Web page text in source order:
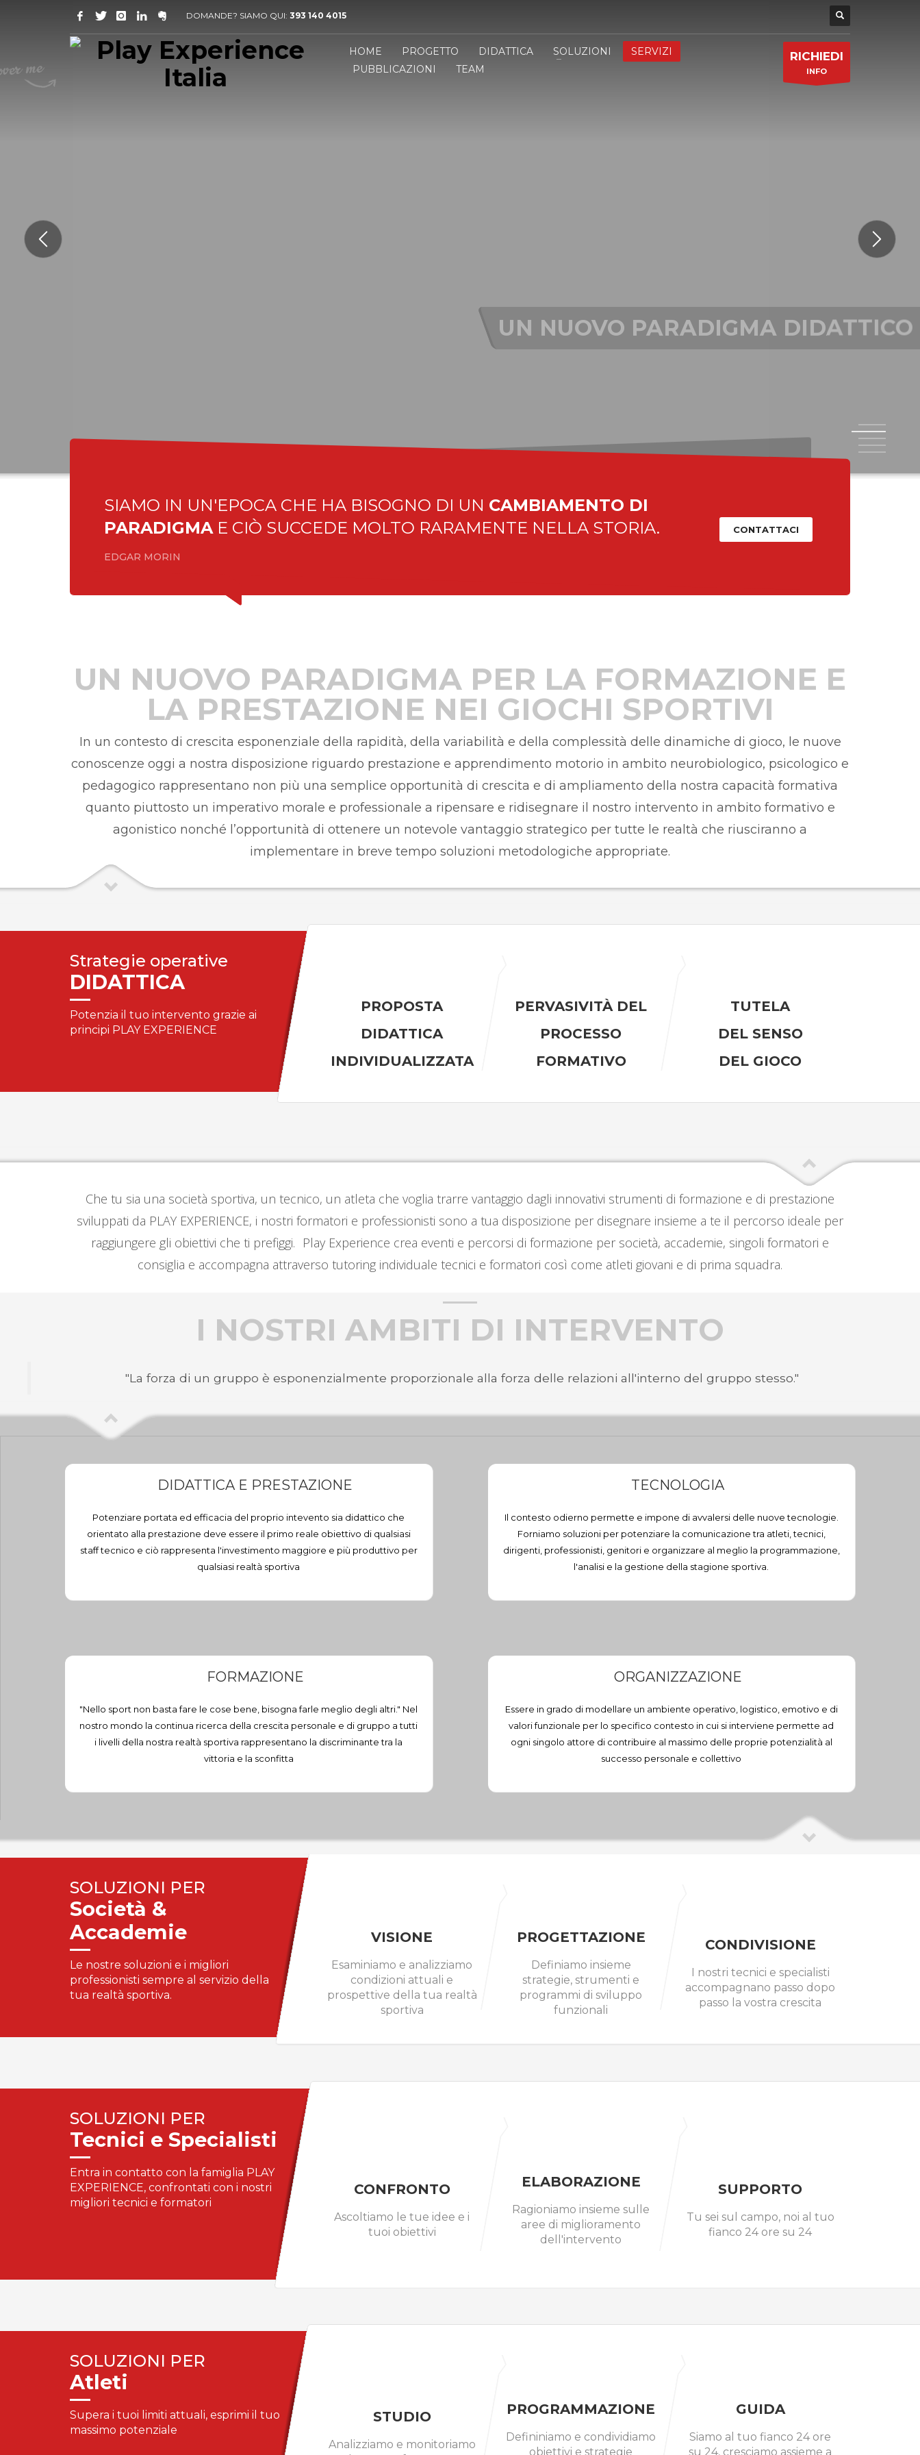
DOMANDE? SIAMO QUI: 393 140 4015
HOME PROGETTO DIDATTICA SOLUZIONI
SERVIZI
PUBBLICAZIONI
TEAM
RICHIEDI
INFO
UN NUOVO PARADIGMA DIDATTICO
5
SIAMO IN UN'EPOCA CHE HA BISOGNO DI UN CAMBIAMENTO DI
PARADIGMAE CIÒ SUCCEDE MOLTO RARAMENTE NELLA STORIA.
EDGAR MORIN
CONTATTACI
UN NUOVO PARADIGMA PER LA FORMAZIONE E
LA PRESTAZIONE NEI GIOCHI SPORTIVI
In un contesto di crescita esponenziale della rapidità, della variabilità e della complessità delle dinamiche di gioco, le nuove
conoscenze oggi a nostra disposizione riguardo prestazione e apprendimento motorio in ambito neurobiologico, psicologico e
pedagogico rappresentano non più una semplice opportunità di crescita e di ampliamento della nostra capacità formativa
quanto piuttosto un imperativo morale e professionale a ripensare e ridisegnare il nostro intervento in ambito formativo e
agonistico nonché l’opportunità di ottenere un notevole vantaggio strategico per tutte le realtà che riusciranno a
implementare in breve tempo soluzioni metodologiche appropriate.
Strategie operative
DIDATTICA
Potenzia il tuo intervento grazie ai
principi PLAY EXPERIENCE
PROPOSTA
DIDATTICA
INDIVIDUALIZZATA
PERVASIVITÀ DEL
PROCESSO
FORMATIVO
TUTELA
DEL SENSO
DEL GIOCO
Che tu sia una società sportiva, un tecnico, un atleta che voglia trarre vantaggio dagli innovativi strumenti di formazione e di prestazione
sviluppati da PLAY EXPERIENCE, i nostri formatori e professionisti sono a tua disposizione per disegnare insieme a te il percorso ideale per
raggiungere gli obiettivi che ti prefiggi. Play Experience crea eventi e percorsi di formazione per società, accademie, singoli formatori e
consiglia e accompagna attraverso tutoring individuale tecnici e formatori così come atleti giovani e di prima squadra.
I NOSTRI AMBITI DI INTERVENTO
"La forza di un gruppo è esponenzialmente proporzionale alla forza delle relazioni all'interno del gruppo stesso."
DIDATTICA E PRESTAZIONE
Potenziare portata ed efficacia del proprio intevento sia didattico che
orientato alla prestazione deve essere il primo reale obiettivo di qualsiasi
staff tecnico e ciò rappresenta l'investimento maggiore e più produttivo per
qualsiasi realtà sportiva
TECNOLOGIA
Il contesto odierno permette e impone di avvalersi delle nuove tecnologie.
Forniamo soluzioni per potenziare la comunicazione tra atleti, tecnici,
dirigenti, professionisti, genitori e organizzare al meglio la programmazione,
l'analisi e la gestione della stagione sportiva.
FORMAZIONE
"Nello sport non basta fare le cose bene, bisogna farle meglio degli altri." Nel
nostro mondo la continua ricerca della crescita personale e di gruppo a tutti
i livelli della nostra realtà sportiva rappresentano la discriminante tra la
vittoria e la sconfitta
ORGANIZZAZIONE
Essere in grado di modellare un ambiente operativo, logistico, emotivo e di
valori funzionale per lo specifico contesto in cui si interviene permette ad
ogni singolo attore di contribuire al massimo delle proprie potenzialità al
successo personale e collettivo
SOLUZIONI PER
Società &
Accademie
Le nostre soluzioni e i migliori
professionisti sempre al servizio della
tua realtà sportiva.
VISIONE
Esaminiamo e analizziamo
condizioni attuali e
prospettive della tua realtà
sportiva
PROGETTAZIONE
Definiamo insieme
strategie, strumenti e
programmi di sviluppo
funzionali
CONDIVISIONE
I nostri tecnici e specialisti
accompagnano passo dopo
passo la vostra crescita
SOLUZIONI PER
Tecnici e Specialisti
Entra in contatto con la famiglia PLAY
EXPERIENCE, confrontati con i nostri
migliori tecnici e formatori
CONFRONTO
Ascoltiamo le tue idee e i
tuoi obiettivi
ELABORAZIONE
Ragioniamo insieme sulle
aree di miglioramento
dell'intervento
SUPPORTO
Tu sei sul campo, noi al tuo
fianco 24 ore su 24
SOLUZIONI PER
Atleti
Supera i tuoi limiti attuali, esprimi il tuo
massimo potenziale
STUDIO
Analizziamo e monitoriamo
PROGRAMMAZIONE
Defininiamo e condividiamo
obiettivi e strategie
GUIDA
Siamo al tuo fianco 24 ore
su 24, cresciamo assieme a